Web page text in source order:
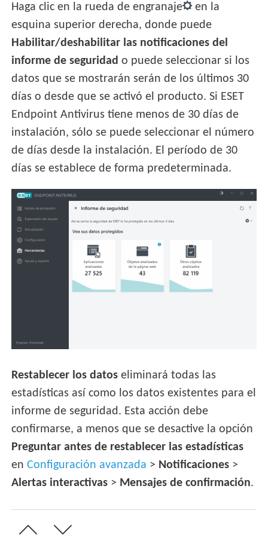
Haga clic en la rueda de engranaje
en la
esquina superior derecha, donde puede
Habilitar/deshabilitar las notificaciones del
informe de seguridad o puede seleccionar si los
datos que se mostrarán serán de los últimos 30
días o desde que se activó el producto. Si ESET
Endpoint Antivirus tiene menos de 30 días de
instalación, sólo se puede seleccionar el número
de días desde la instalación. El período de 30
días se establece de forma predeterminada.
Restablecer los datos eliminará todas las
estadísticas así como los datos existentes para el
informe de seguridad. Esta acción debe
confirmarse, a menos que se desactive la opción
Preguntar antes de restablecer las estadísticas
enConfiguración avanzada > Notificaciones >
Alertas interactivas > Mensajes de confirmación.